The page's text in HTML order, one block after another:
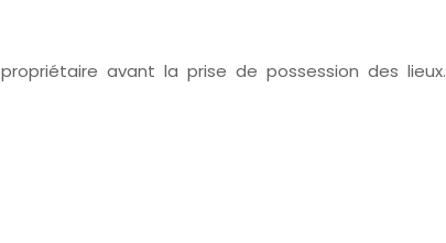
avant la prise de possession des lieux.